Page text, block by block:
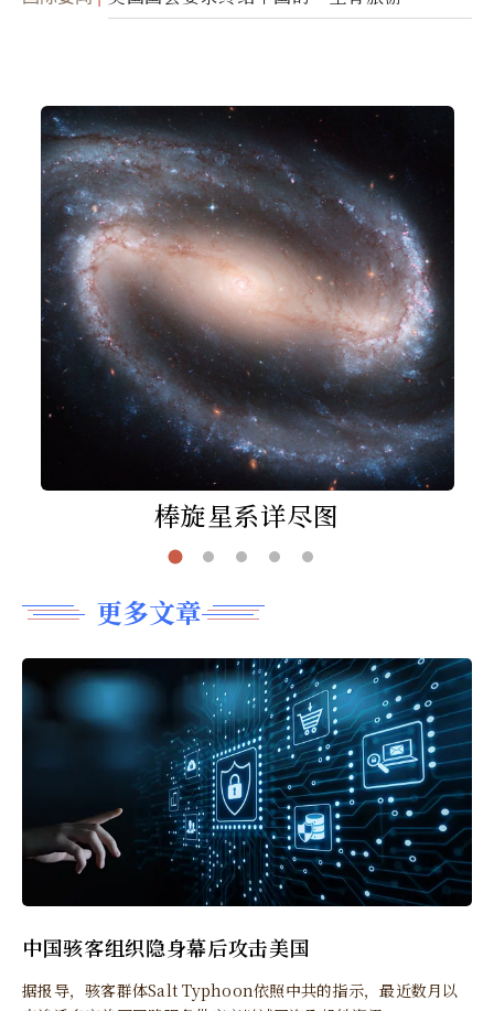
棒旋星系详尽图
更多文章
中国骇客组织隐身幕后攻击美国
据报导，骇客群体Salt Typhoon依照中共的指示，最近数月以